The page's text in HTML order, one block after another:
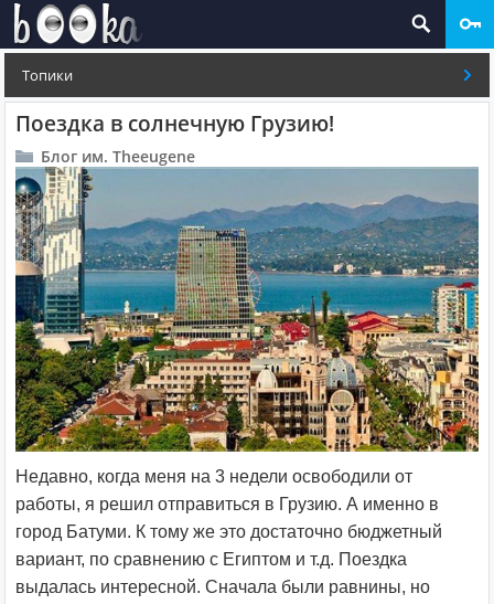
Топики
Поездка в солнечную Грузию!
Блог им. Theeugene
Недавно, когда меня на 3 недели освободили от
работы, я решил отправиться в Грузию. А именно в
город Батуми. К тому же это достаточно бюджетный
вариант, по сравнению с Египтом и т.д. Поездка
выдалась интересной. Сначала были равнины, но